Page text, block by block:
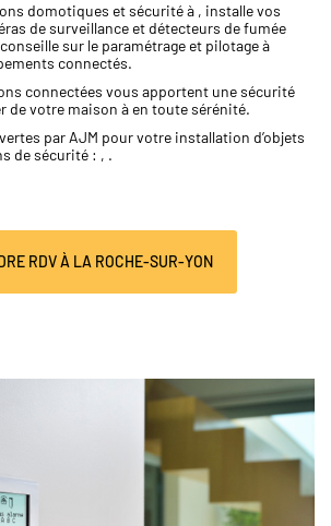
domotiques et sécurité à , installe vos
de surveillance et détecteurs de fumée
sur le paramétrage et pilotage à
connectés.
connectées vous apportent une sécurité
votre maison à en toute sérénité.
par AJM pour votre installation d’objets
de sécurité : , .
RDV À LA ROCHE-SUR-YON